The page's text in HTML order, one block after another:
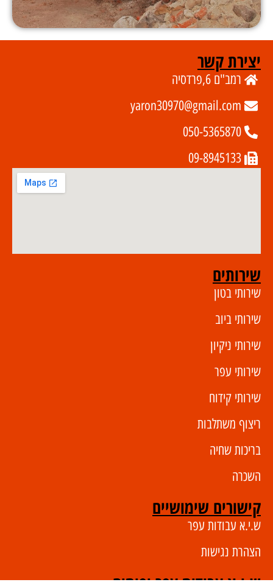
יצירת קשר
רמב"ם 6,פרדסיה
yaron30970@gmail.com
050-5365870
09-8945133
שירותים
שירותי בטון
שירותי ביוב
שירותי ניקיון
שירותי עפר
שירותי קידוח
ריצוף משתלבות
בריכות שחיה
השכרה
קישורים שימושיים
ש.י.א עבודות עפר
הצהרת נגישות